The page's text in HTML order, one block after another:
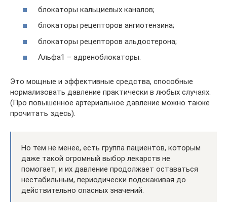
блокаторы кальциевых каналов;
блокаторы рецепторов ангиотензина;
блокаторы рецепторов альдостерона;
Альфа1 – адреноблокаторы.
Это мощные и эффективные средства, способные
нормализовать давление практически в любых случаях.
(Про повышенное артериальное давление можно также
прочитать здесь).
Но тем не менее, есть группа пациентов, которым
даже такой огромный выбор лекарств не
помогает, и их давление продолжает оставаться
нестабильным, периодически подскакивая до
действительно опасных значений.